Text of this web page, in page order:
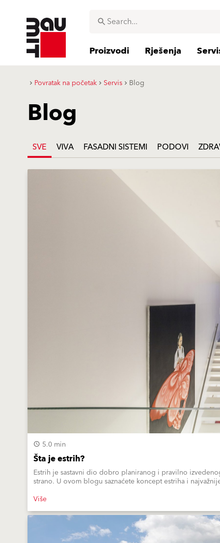
Proizvodi Rješenja
Povratak na početak Servis Blog
Blog
SVE VIVA FASADNI SISTEMI PODOVI
5.0 min
Šta je estrih?
Estrih je sastavni dio dobro planiranog i pravilno
strano. U ovom blogu saznaćete koncept estriha i
Više